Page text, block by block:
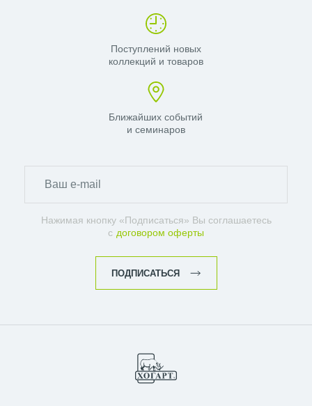
Поступлений новых
коллекций и товаров
Ближайших событий
и семинаров
Нажимая кнопку «Подписаться» Вы соглашаетесь
с договором оферты
ПОДПИСАТЬСЯ